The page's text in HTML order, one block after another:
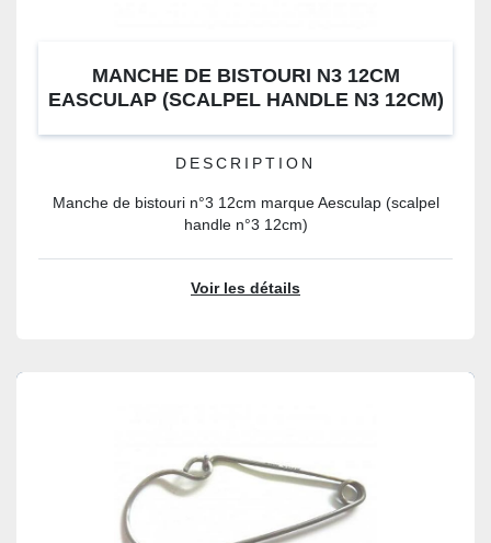
MANCHE DE BISTOURI N3 12CM
EASCULAP (SCALPEL HANDLE N3 12CM)
DESCRIPTION
Manche de bistouri n°3 12cm marque Aesculap (scalpel
handle n°3 12cm)
Voir les détails